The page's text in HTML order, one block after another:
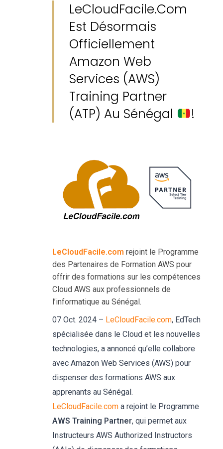
LeCloudFacile.com
Est Désormais
Officiellement
Amazon Web
Services (AWS)
Training Partner
(ATP) Au Sénégal
!
LeCloudFacile.com rejoint le Programme
des Partenaires de Formation AWS pour
offrir des formations sur les compétences
Cloud AWS aux professionnels de
l’informatique au Sénégal.
07 Oct. 2024 – LeCloudFacile.com, EdTech
spécialisée dans le Cloud et les nouvelles
technologies, a annoncé qu’elle collabore
avec Amazon Web Services (AWS) pour
dispenser des formations AWS aux
apprenants au Sénégal.
LeCloudFacile.com a rejoint le Programme
AWS Training Partner, qui permet aux
Instructeurs AWS Authorized Instructors